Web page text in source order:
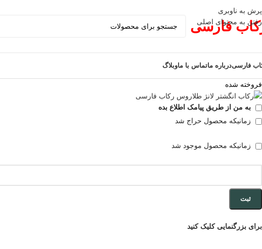
پرش به ناوبری
رفتن به محتوای اصلی
فارسی
فارسیدرباره ماتماس با ماوبلاگ
فروخته شده
به من از طریق پیامک اطلاع بده
زمانیکه محصول حراج شد
زمانیکه محصول موجود شد
ثبت
برای بزرگنمایی کلیک کنید